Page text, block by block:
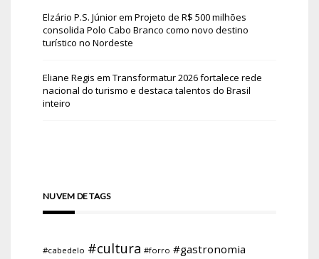
Elzário P.S. Júniorem Projeto de R$ 500 milhões
consolida Polo Cabo Branco como novo destino
turístico no Nordeste
Eliane Regis em Transformatur 2026 fortalece rede
nacional do turismo e destaca talentos do Brasil
inteiro
NUVEM DE TAGS
#cabedelo #cultura #forro #gastronomia